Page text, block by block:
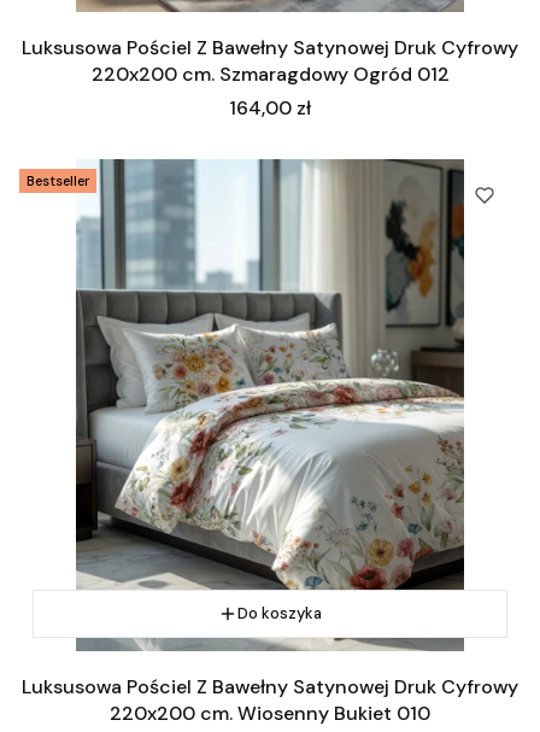
Luksusowa Pościel Z Bawełny Satynowej Druk Cyfrowy
220x200 cm. Szmaragdowy Ogród 012
Cena
164,00 zł
Bestseller
Do koszyka
Luksusowa Pościel Z Bawełny Satynowej Druk Cyfrowy
220x200 cm. Wiosenny Bukiet 010